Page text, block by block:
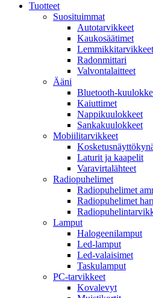
Tuotteet
Suosituimmat
Autotarvikkeet
Kaukosäätimet
Lemmikkitarvikkeet
Radonmittari
Valvontalaitteet
Ääni
Bluetooth-
Kaiuttimet
Nappikuulokkeet
Sankakuulokkeet
Mobiilitarvikkeet
Laturit ja kaapelit
Varavirtalähteet
Radiopuhelimet
Radiopuhelimet
Radiopuhelimet
Lamput
Halogeenilamput
Led-lamput
Led-valaisimet
Taskulamput
PC-tarvikkeet
Kovalevyt